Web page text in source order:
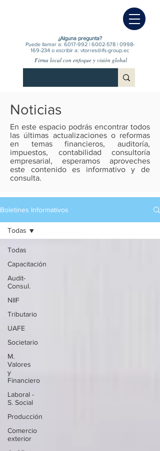
¿Alguna pregunta?
Puede llamar a: 6017-992| 6002-578| 0998-
169-234 o escribir a: vtorres@ifs-group.ec
Firma local con enfoque y visión global
Noticias
En este espacio podrás encontrar todos
las últimas actualizaciones o reformas
en temas financieros, auditoría,
impuestos, contabilidad consultoría
empresarial, esperamos aproveches
este contenido es informativo y de
consulta.
Boletines Informativos
Todas
Capacitación
Audit-
Consul.
NIIF
Tributario
UAFE
Societario
M.
Valores
y
Financiero
Laboral -
S. Social
Producción
Comercio
exterior
Todas